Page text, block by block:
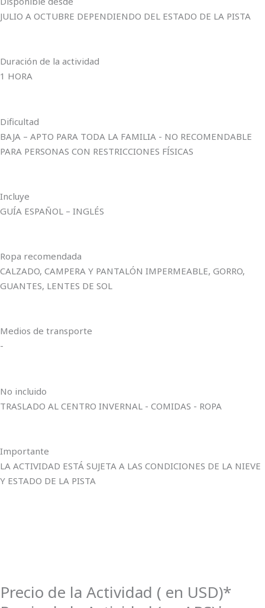
JULIO A OCTUBRE DEPENDIENDO DEL ESTADO DE LA PISTA
Duración de la actividad
1 HORA
Dificultad
BAJA – APTO PARA TODA LA FAMILIA - NO RECOMENDABLE
PARA PERSONAS CON RESTRICCIONES FÍSICAS
Incluye
GUÍA ESPAÑOL – INGLÉS
Ropa recomendada
CALZADO, CAMPERA Y PANTALÓN IMPERMEABLE, GORRO,
GUANTES, LENTES DE SOL
Medios de transporte
-
No incluido
TRASLADO AL CENTRO INVERNAL - COMIDAS - ROPA
Importante
LA ACTIVIDAD ESTÁ SUJETA A LAS CONDICIONES DE LA NIEVE
Y ESTADO DE LA PISTA
Precio de la Actividad ( en USD)*